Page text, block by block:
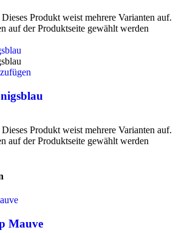
Dieses Produkt weist mehrere Varianten auf.
auf der Produktseite gewählt werden
Dieses Produkt weist mehrere Varianten auf.
auf der Produktseite gewählt werden
Mauve